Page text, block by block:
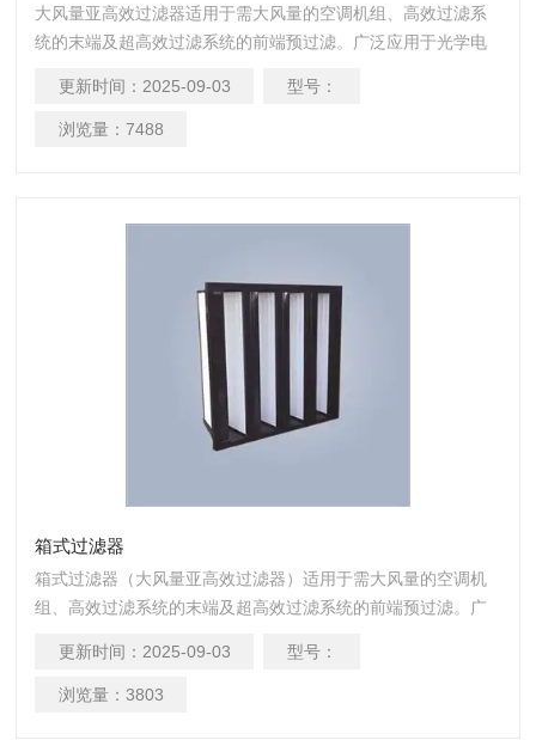
大风量亚高效过滤器适用于需大风量的空调机组、高效过滤系
统的末端及超高效过滤系统的前端预过滤。广泛应用于光学电
行业。
更新时间： 2025-09-03 型号：
浏览量： 7488
箱式过滤器
箱式过滤器（大风量亚高效过滤器）适用于需大风量的空调机
组、高效过滤系统的末端及超高效过滤系统的前端预过滤。广
体、精密仪器等行业。
更新时间： 2025-09-03 型号：
浏览量： 3803